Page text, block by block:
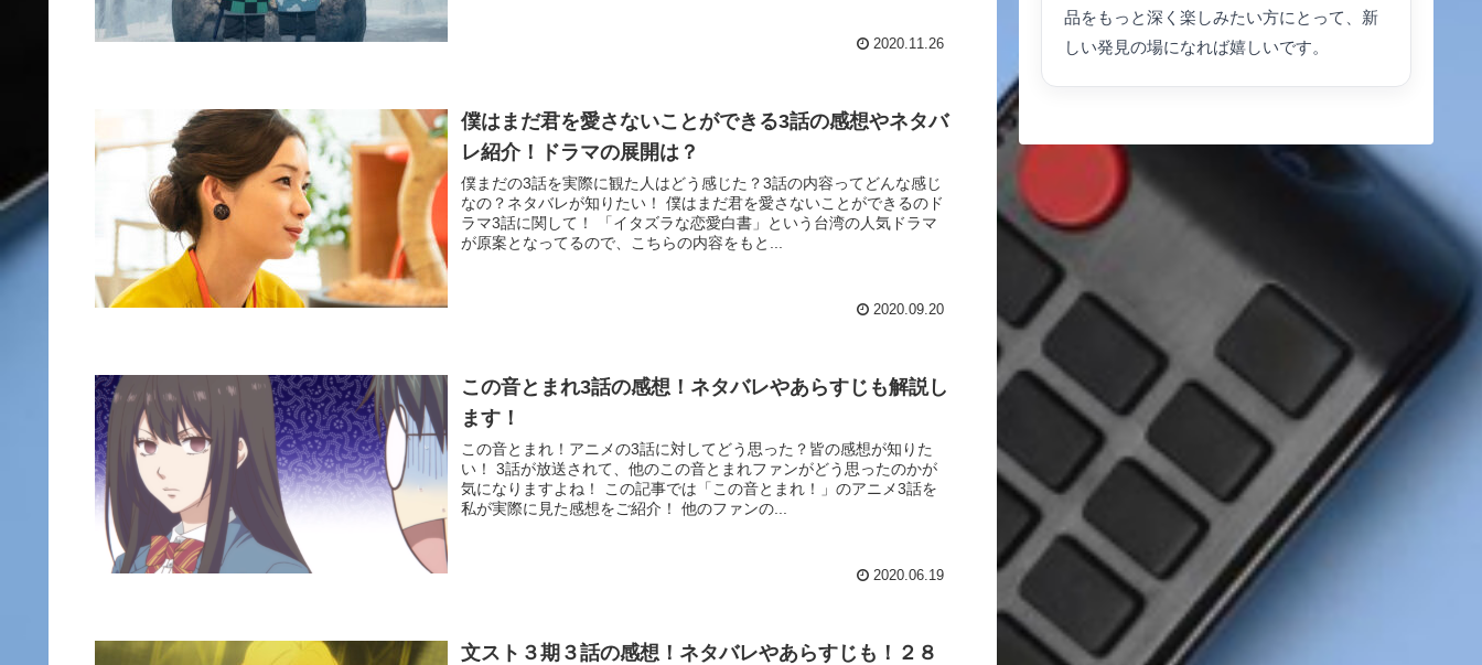
2020.11.26
僕はまだ君を愛さないことができる3話の感想やネタバ
レ紹介！ドラマの展開は？
僕まだの3話を実際に観た人はどう感じた？3話の内容ってどんな感じ
なの？ネタバレが知りたい！ 僕はまだ君を愛さないことができるのド
ラマ3話に関して！ 「イタズラな恋愛白書」という台湾の人気ドラマ
が原案となってるので、こちらの内容をもと...
2020.09.20
この音とまれ3話の感想！ネタバレやあらすじも解説し
ます！
この音とまれ！アニメの3話に対してどう思った？皆の感想が知りた
い！ 3話が放送されて、他のこの音とまれファンがどう思ったのかが
気になりますよね！ この記事では「この音とまれ！」のアニメ3話を
私が実際に見た感想をご紹介！ 他のファンの...
2020.06.19
文スト３期３話の感想！ネタバレやあらすじも！２８
品をもっと深く楽しみたい方にとって、新
しい発見の場になれば嬉しいです。